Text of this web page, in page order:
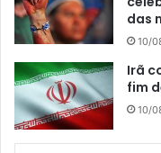
das
10/
Irã
fim
10/